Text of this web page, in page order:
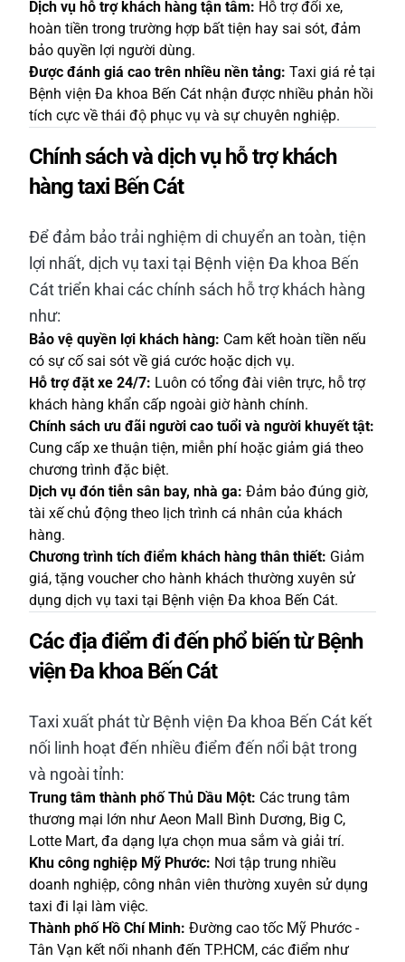
Dịch vụ hỗ trợ khách hàng tận tâm: Hỗ trợ đổi xe,
hoàn tiền trong trường hợp bất tiện hay sai sót, đảm
bảo quyền lợi người dùng.
Được đánh giá cao trên nhiều nền tảng: Taxi giá rẻ tại
Bệnh viện Đa khoa Bến Cát nhận được nhiều phản hồi
tích cực về thái độ phục vụ và sự chuyên nghiệp.
Chính sách và dịch vụ hỗ trợ khách
hàng taxi Bến Cát
Để đảm bảo trải nghiệm di chuyển an toàn, tiện
lợi nhất, dịch vụ taxi tại Bệnh viện Đa khoa Bến
Cát triển khai các chính sách hỗ trợ khách hàng
như:
Bảo vệ quyền lợi khách hàng: Cam kết hoàn tiền nếu
có sự cố sai sót về giá cước hoặc dịch vụ.
Hỗ trợ đặt xe 24/7: Luôn có tổng đài viên trực, hỗ trợ
khách hàng khẩn cấp ngoài giờ hành chính.
Chính sách ưu đãi người cao tuổi và người khuyết tật:
Cung cấp xe thuận tiện, miễn phí hoặc giảm giá theo
chương trình đặc biệt.
Dịch vụ đón tiễn sân bay, nhà ga: Đảm bảo đúng giờ,
tài xế chủ động theo lịch trình cá nhân của khách
hàng.
Chương trình tích điểm khách hàng thân thiết: Giảm
giá, tặng voucher cho hành khách thường xuyên sử
dụng dịch vụ taxi tại Bệnh viện Đa khoa Bến Cát.
Các địa điểm đi đến phổ biến từ Bệnh
viện Đa khoa Bến Cát
Taxi xuất phát từ Bệnh viện Đa khoa Bến Cát kết
nối linh hoạt đến nhiều điểm đến nổi bật trong
và ngoài tỉnh:
Trung tâm thành phố Thủ Dầu Một: Các trung tâm
thương mại lớn như Aeon Mall Bình Dương, Big C,
Lotte Mart, đa dạng lựa chọn mua sắm và giải trí.
Khu công nghiệp Mỹ Phước: Nơi tập trung nhiều
doanh nghiệp, công nhân viên thường xuyên sử dụng
taxi đi lại làm việc.
Thành phố Hồ Chí Minh: Đường cao tốc Mỹ Phước -
Tân Vạn kết nối nhanh đến TP.HCM, các điểm như